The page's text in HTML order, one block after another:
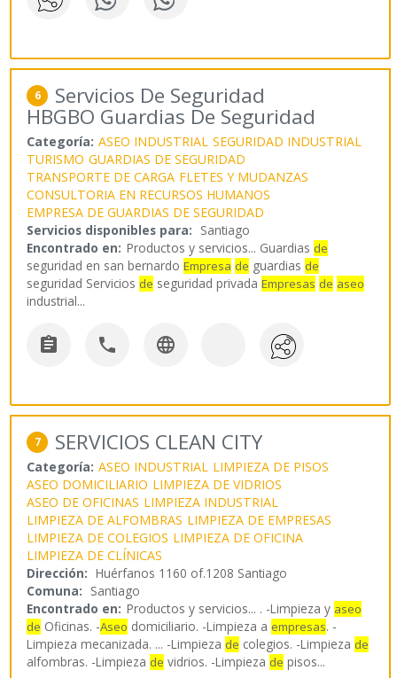
6 Servicios De Seguridad
HBGBO Guardias De Seguridad
Categoría: ASEO INDUSTRIAL SEGURIDAD INDUSTRIAL
TURISMO GUARDIAS DE SEGURIDAD
TRANSPORTE DE CARGA FLETES Y MUDANZAS
CONSULTORIA EN RECURSOS HUMANOS
EMPRESA DE GUARDIAS DE SEGURIDAD
Servicios disponibles para: Santiago
Encontrado en: Productos y servicios... Guardias de
seguridad en san bernardoEmpresa de guardias de
seguridad Servicios de seguridad privadaEmpresas de aseo
industrial...
  
7 SERVICIOS CLEAN CITY
Categoría: ASEO INDUSTRIAL LIMPIEZA DE PISOS
ASEO DOMICILIARIO LIMPIEZA DE VIDRIOS
ASEO DE OFICINAS LIMPIEZA INDUSTRIAL
LIMPIEZA DE ALFOMBRAS LIMPIEZA DE EMPRESAS
LIMPIEZA DE COLEGIOS LIMPIEZA DE OFICINA
LIMPIEZA DE CLÍNICAS
Dirección: Huérfanos 1160 of.1208 Santiago
Comuna: Santiago
Encontrado en: Productos y servicios... . -Limpieza y aseo
de Oficinas. -Aseo domiciliario. -Limpieza a empresas. -
Limpieza mecanizada. ... -Limpieza de colegios. -Limpieza de
alfombras. -Limpieza de vidrios. -Limpieza de pisos...